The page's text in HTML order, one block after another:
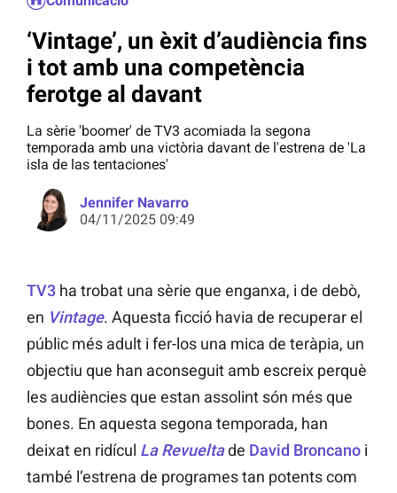
‘Vintage’, un èxit d’audiència fins
i tot amb una competència
ferotge al davant
La sèrie 'boomer' de TV3 acomiada la segona
temporada amb una victòria davant de l'estrena de 'La
isla de las tentaciones'
Jennifer Navarro
04/11/2025 09:49
TV3 ha trobat una sèrie que enganxa, i de debò,
en Vintage. Aquesta ficció havia de recuperar el
públic més adult i fer-los una mica de teràpia, un
objectiu que han aconseguit amb escreix perquè
les audiències que estan assolint són més que
bones. En aquesta segona temporada, han
deixat en ridícul La Revueltade David Broncano i
també l’estrena de programes tan potents com